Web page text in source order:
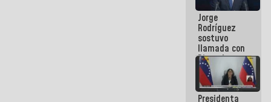
a servidores
públicos
Jorge
Rodríguez
sostuvo
llamada con
Dinorah
Figuera y
acuerdan
primer
Presidenta